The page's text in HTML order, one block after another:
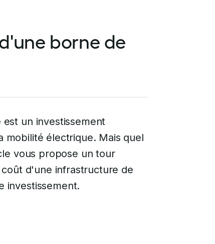
borne de
un investissement
mobilité électrique. Mais quel
vous propose un tour
d'une infrastructure de
investissement.